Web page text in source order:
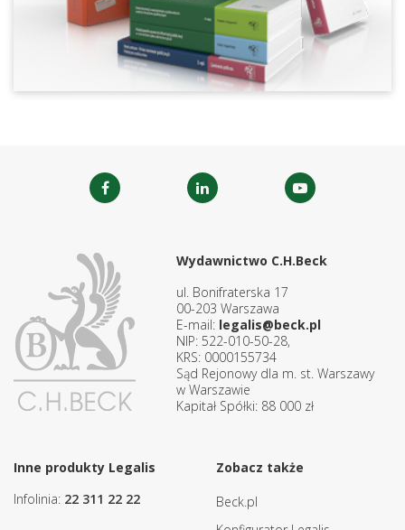
Wydawnictwo C.H.Beck
ul. Bonifraterska 17
00-203 Warszawa
E-mail: legalis@beck.pl
NIP: 522-010-50-28,
KRS: 0000155734
Sąd Rejonowy dla m. st. Warszawy
w Warszawie
Kapitał Spółki: 88 000 zł
Inne produkty Legalis
Infolinia: 22 311 22 22
Zobacz także
Beck.pl